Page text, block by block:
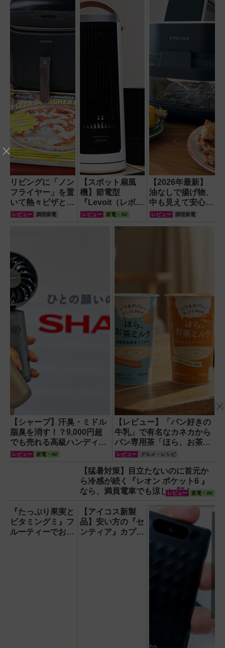
リビングに「ノン
フライヤー」を置
いて熱々ピザとフ
ィッシュ＆チップ
ス三昧！
レビュー 調理家電
【スポット扇風
機】節電型
『Levoit（レボイ
ト）ミニタワーフ
ァン』なら快適・
レビュー 家電・AV
【2026年最新】
油なしで揚げ物、
中も見えて安心な
ノンフライヤー
『ガラスボウルエ
レビュー 調理家電
【シャープ】汗臭・ミドル
脂臭を消す！？9,000円超
でも売れる高級ハンディフ
ァン『PJ-HS01』が凄すぎ
る
レビュー 家電・AV
【レビュー】「パン好きの
牛乳」で有名なカネカから
パン専用茶「ほら、お茶ミ
ルク」新登場！
レビュー グルメ・レシピ
【猛暑対策】目立たないのに首元か
ら冷感が続く『レオン ポケット6 』
なら、満員電車でも涼しい顔！
レビュー 家電・AV
『たっぷり果実と
ビタミングミ』フ
ルーティーでおい
【アイコス新製
品】安い方の『セ
ンティア』カプセ